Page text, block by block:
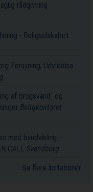
rådgivning
- Boligselskabet
Forsyning, Udvidelse
af brugsvand- og
Boligkontoret
med byudvikling –
CALL Svendborg
Se flere licitationer